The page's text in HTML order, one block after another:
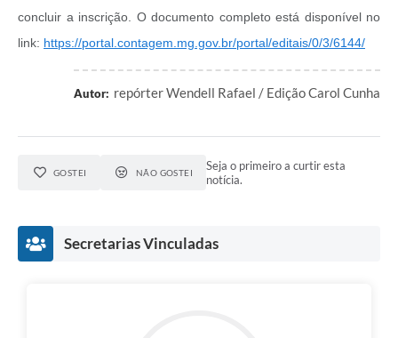
concluir a inscrição. O documento completo está disponível no
link: https://portal.contagem.mg.gov.br/portal/editais/0/3/6144/
Autor: repórter Wendell Rafael / Edição Carol Cunha
GOSTEI NÃO GOSTEI
Seja o primeiro a curtir esta
notícia.
Secretarias Vinculadas